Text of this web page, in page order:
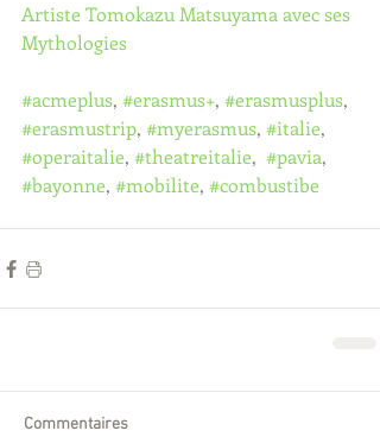
Artiste Tomokazu Matsuyama avec ses
Mythologies
#acmeplus, #erasmus+, #erasmusplus,
#erasmustrip, #myerasmus, #italie,
#operaitalie, #theatreitalie, #pavia,
#bayonne, #mobilite, #combustibe
Commentaires